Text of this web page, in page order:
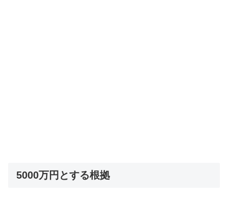
5000万円とする根拠